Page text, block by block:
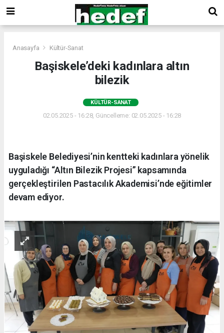
Anasayfa Kültür-Sanat
Başiskele’deki kadınlara altın
bilezik
KÜLTÜR-SANAT
02.05.2025 - 16:28, Güncelleme: 02.05.2025 - 16:28
Başiskele Belediyesi’nin kentteki kadınlara yönelik
uyguladığı “Altın Bilezik Projesi” kapsamında
gerçekleştirilen Pastacılık Akademisi’nde eğitimler
devam ediyor.